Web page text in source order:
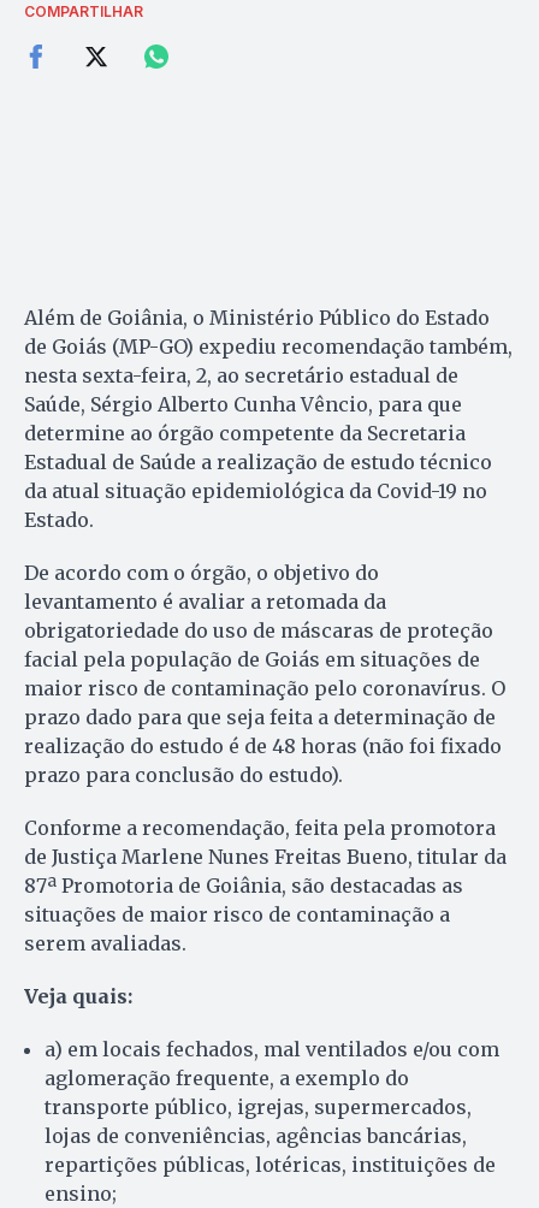
COMPARTILHAR
Além de Goiânia, o Ministério Público do Estado
de Goiás (MP-GO) expediu recomendação também,
nesta sexta-feira, 2, ao secretário estadual de
Saúde, Sérgio Alberto Cunha Vêncio, para que
determine ao órgão competente da Secretaria
Estadual de Saúde a realização de estudo técnico
da atual situação epidemiológica da Covid-19 no
Estado.
De acordo com o órgão, o objetivo do
levantamento é avaliar a retomada da
obrigatoriedade do uso de máscaras de proteção
facial pela população de Goiás em situações de
maior risco de contaminação pelo coronavírus. O
prazo dado para que seja feita a determinação de
realização do estudo é de 48 horas (não foi fixado
prazo para conclusão do estudo).
Conforme a recomendação, feita pela promotora
de Justiça Marlene Nunes Freitas Bueno, titular da
87ª Promotoria de Goiânia, são destacadas as
situações de maior risco de contaminação a
serem avaliadas.
Veja quais:
a) em locais fechados, mal ventilados e/ou com
aglomeração frequente, a exemplo do
transporte público, igrejas, supermercados,
lojas de conveniências, agências bancárias,
repartições públicas, lotéricas, instituições de
ensino;